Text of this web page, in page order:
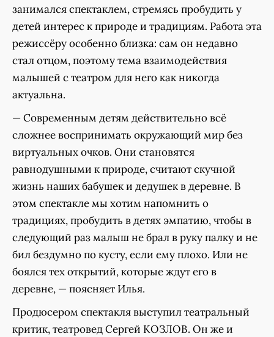
занимался спектаклем, стремясь пробудить у
детей интерес к природе и традициям. Работа эта
режиссёру особенно близка: сам он недавно
стал отцом, поэтому тема взаимодействия
малышей с театром для него как никогда
актуальна.
— Современным детям действительно всё
сложнее воспринимать окружающий мир без
виртуальных очков. Они становятся
равнодушными к природе, считают скучной
жизнь наших бабушек и дедушек в деревне. В
этом спектакле мы хотим напомнить о
традициях, пробудить в детях эмпатию, чтобы в
следующий раз малыш не брал в руку палку и не
бил бездумно по кусту, если ему плохо. Или не
боялся тех открытий, которые ждут его в
деревне, — поясняет Илья.
Продюсером спектакля выступил театральный
критик, театровед Сергей КОЗЛОВ. Он же и